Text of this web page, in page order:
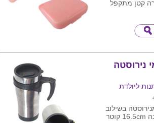
מחושב
קטן מתקפל
נירוסטה
ליולדת
בשילוב
פלסטיק .גובה 16.5cm קוטר